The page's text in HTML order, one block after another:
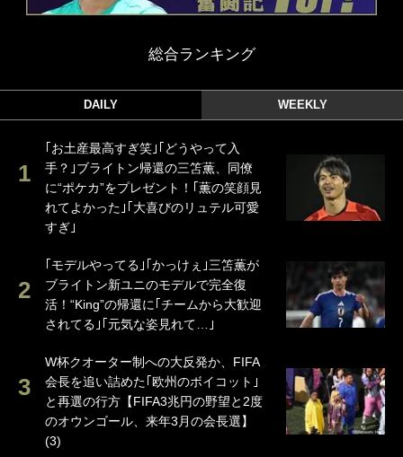
総合ランキング
DAILY WEEKLY
｢お土産最高すぎ笑｣｢どうやって入
手？｣ブライトン帰還の三笘薫、同僚
に“ポケカ”をプレゼント！｢薫の笑顔見
れてよかった｣｢大喜びのリュテル可愛
すぎ｣
｢モデルやってる｣｢かっけぇ｣三笘薫が
ブライトン新ユニのモデルで完全復
活！“King”の帰還に｢チームから大歓迎
されてる｣｢元気な姿見れて…｣
W杯クオーター制への大反発か、FIFA
会長を追い詰めた｢欧州のボイコット｣
と再選の行方【FIFA3兆円の野望と2度
のオウンゴール、来年3月の会長選】
(3)